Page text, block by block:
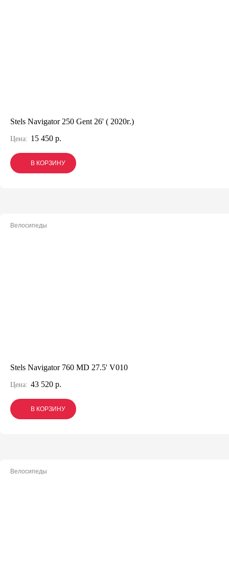
Stels Navigator 250 Gent 26' ( 2020г.)
Цена: 15 450 р.
В КОРЗИНУ
В КОРЗИНУ
В КОРЗИНУ
Велосипеды
Stels Navigator 760 MD 27.5' V010
Цена: 43 520 р.
В КОРЗИНУ
В КОРЗИНУ
В КОРЗИНУ
Велосипеды